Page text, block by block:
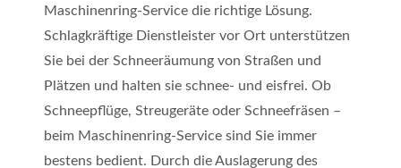
Maschinenring-Service die richtige Lösung.
Schlagkräftige Dienstleister vor Ort unterstützen
Sie bei der Schneeräumung von Straßen und
Plätzen und halten sie schnee- und eisfrei. Ob
Schneepflüge, Streugeräte oder Schneefräsen –
beim Maschinenring-Service sind Sie immer
bestens bedient. Durch die Auslagerung des